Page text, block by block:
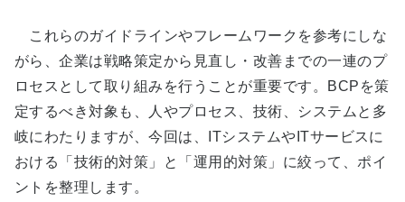
これらのガイドラインやフレームワークを参考にしな
がら、企業は戦略策定から見直し・改善までの一連のプ
ロセスとして取り組みを行うことが重要です。BCPを策
定するべき対象も、人やプロセス、技術、システムと多
岐にわたりますが、今回は、ITシステムやITサービスに
おける「技術的対策」と「運用的対策」に絞って、ポイ
ントを整理します。